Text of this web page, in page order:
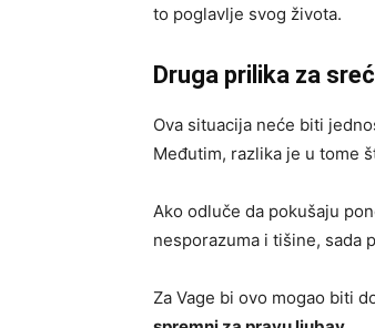
to poglavlje svog života.
Druga prilika za
Ova situacija neće biti
Međutim, razlika je u tome
Ako odluče da pokušaju
nesporazuma i tišine, sada
Za Vage bi ovo mogao biti